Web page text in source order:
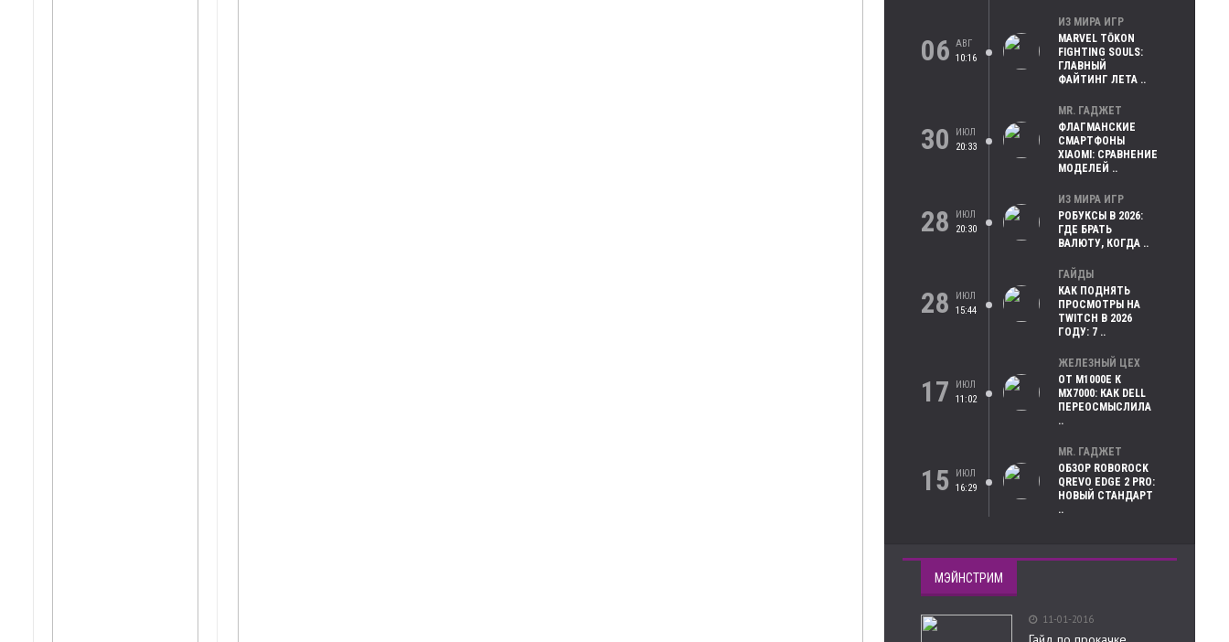
06 АВГ
10:16
ИЗ МИРА ИГР
MARVEL TŌKON
FIGHTING SOULS:
ГЛАВНЫЙ
ФАЙТИНГ ЛЕТА ..
30
ИЮЛ
20:33
MR. ГАДЖЕТ
ФЛАГМАНСКИЕ
СМАРТФОНЫ
XIAOMI: СРАВНЕНИЕ
МОДЕЛЕЙ ..
28
ИЮЛ
20:30
ИЗ МИРА ИГР
РОБУКСЫ В 2026:
ГДЕ БРАТЬ
ВАЛЮТУ, КОГДА ..
28
ИЮЛ
15:44
ГАЙДЫ
КАК ПОДНЯТЬ
ПРОСМОТРЫ НА
TWITCH В 2026
ГОДУ: 7 ..
17
ИЮЛ
11:02
ЖЕЛЕЗНЫЙ ЦЕХ
ОТ M1000E К
MX7000: КАК DELL
ПЕРЕОСМЫСЛИЛА
..
15
ИЮЛ
16:29
MR. ГАДЖЕТ
ОБЗОР ROBOROCK
QREVO EDGE 2 PRO:
НОВЫЙ СТАНДАРТ
..
МЭЙНСТРИМ
11-01-2016